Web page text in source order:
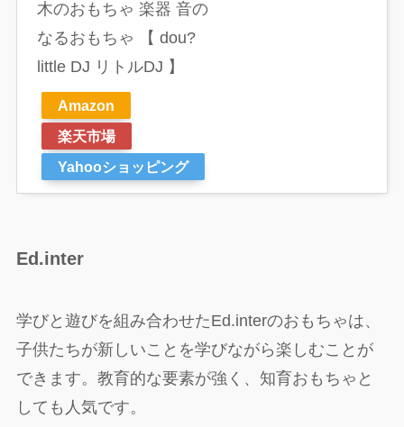
木のおもちゃ 楽器 音の
なるおもちゃ 【 dou?
little DJ リトルDJ 】
Amazon
楽天市場
Yahooショッピング
Ed.inter
学びと遊びを組み合わせたEd.interのおもちゃは、
子供たちが新しいことを学びながら楽しむことが
できます。教育的な要素が強く、知育おもちゃと
しても人気です。